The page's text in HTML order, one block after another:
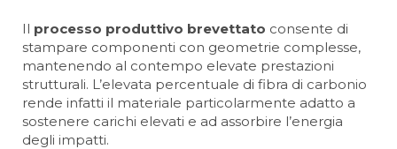
Il processo produttivo brevettato consente di
stampare componenti con geometrie complesse,
mantenendo al contempo elevate prestazioni
strutturali. L’elevata percentuale di fibra di carbonio
rende infatti il materiale particolarmente adatto a
sostenere carichi elevati e ad assorbire l’energia
degli impatti.